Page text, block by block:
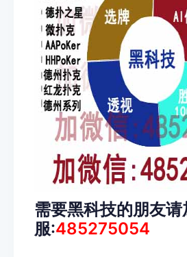
需要黑科技的朋友
服:485275054